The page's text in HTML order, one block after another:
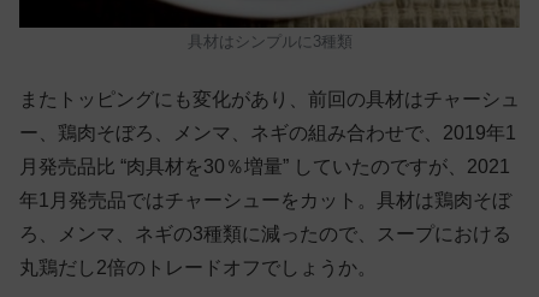
具材はシンプルに3種類
またトッピングにも変化があり、前回の具材はチャーシュ
ー、鶏肉そぼろ、メンマ、ネギの組み合わせで、2019年1
月発売品比 “肉具材を30％増量” していたのですが、2021
年1月発売品ではチャーシューをカット。具材は鶏肉そぼ
ろ、メンマ、ネギの3種類に減ったので、スープにおける
丸鶏だし2倍のトレードオフでしょうか。